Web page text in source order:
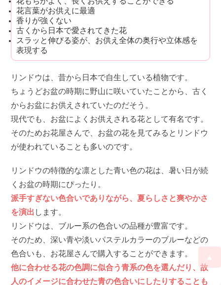
花言葉がお供えに最適
香りが強くない
古くから日本で愛されてきた花
スラッと伸びる姿が、お供え全体の奥行や立体感を
表現する
リンドウは、昔から日本で自生している植物です。
ちょうどお盆の時期に野山に咲いていたことから、古く
からお盆にお供えされていたのだそう。
現代でも、お盆によくお供えされる花として有名です。
そのためお花屋さんで、お盆の花を見てみるとリンドウ
が使われていることも多いのです。
リンドウの特徴的な凛とした青い色の花は、暑い日が続
くお盆の時期にぴったり。
派手すぎない色合いでありながら、夏らしさと爽やかさ
を演出 します。
リンドウは、ブルー系の色合いの品種が豊富です。
そのため、深い青や淡いパステルカラーのブルーなどの
色合いも、お花屋さんで購入することができます。
他に合わせる花の色調に似合う青系の色を選んだり、故
人のイメージに合わせた青の色合いにしたりすることも